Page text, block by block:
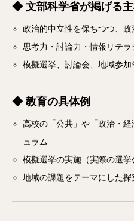
◆ 文部科学省が掲げる
政治的中立性を保ちつつ、
思考力・討論力・情報リテラ
模擬選挙、討論会、地域参
◆ 教育の具体例
高校の「公共」や「政治・
ュラム
模擬選挙の実施（実際の選挙
地域の課題をテーマにした探